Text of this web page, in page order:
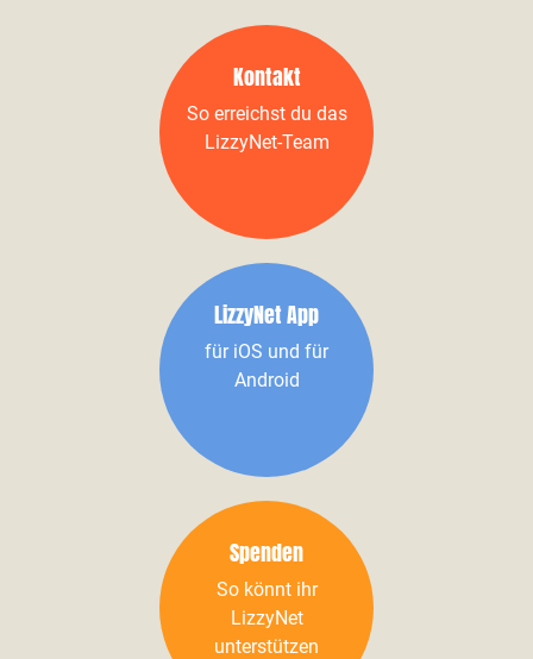
Kontakt
So erreichst du das
LizzyNet-Team
LizzyNet App
für iOS und für
Android
Spenden
So könnt ihr
LizzyNet
unterstützen